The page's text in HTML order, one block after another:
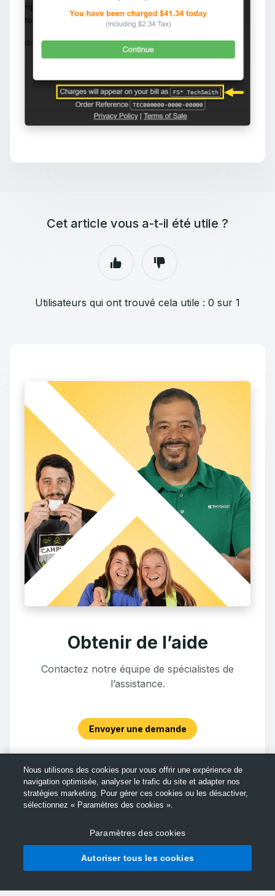
Cet article vous a-t-il été utile ?
Utilisateurs qui ont trouvé cela utile : 0 sur 1
Obtenir de l’aide
Contactez notre équipe de spécialistes de
l’assistance.
Envoyer une demande
Nous utilisons des cookies pour vous offrir une expérience de
navigation optimisée, analyser le trafic du site et adapter nos
stratégies marketing. Pour gérer ces cookies ou les désactiver,
sélectionnez « Paramètres des cookies ».
Paramètres des cookies
Autoriser tous les cookies